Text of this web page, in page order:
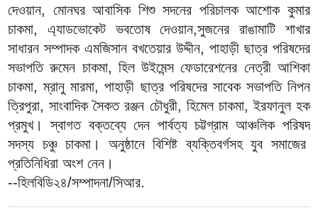
দেওয়ান, মোনঘর আবাসিক শিশু সদনের পরিচালক আশোক কুমার
চাকমা, এ্যাডভোকেট ভবতোষ দেওয়ান,সুজনের রাঙামাটি শাখার
সাধারন সম্পাদক এমজিসান বখতেয়ার উদ্দীন, পাহাড়ী ছাত্র পরিষদের
সভাপতি রুমেন চাকমা, হিল উইমেন্স ফেডারেশনের নেত্রী আশিকা
চাকমা, ম্রানু মারমা, পাহাড়ী ছাত্র পরিষদের সাবেক সভাপতি নিপন
ত্রিপুরা, সাংবাদিক সৈকত রঞ্জন চৌধুরী, হিমেল চাকমা, ইরফানুল হক
প্রমুখ। স্বাগত বক্তব্যে দেন পার্বত্য চট্টগ্রাম আঞ্চলিক পরিষদ
সদস্য চঞ্চু চাকমা। অনুষ্ঠানে বিশিষ্ট ব্যক্তিবর্গসহ যুব সমাজের
প্রতিনিধিরা অংশ নেন।
--হিলবিডি২৪/সম্পাদনা/সিআর.